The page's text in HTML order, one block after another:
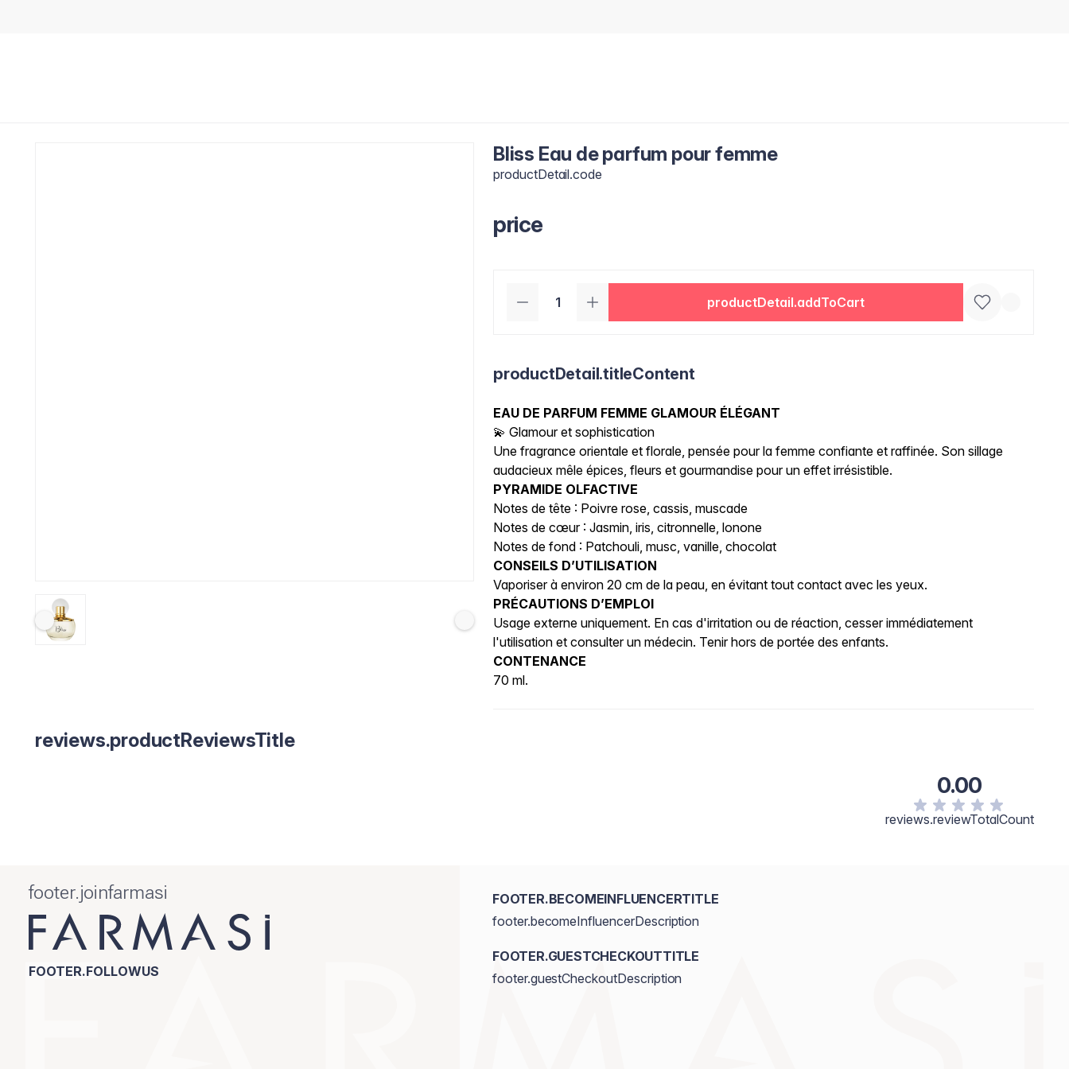
Bliss Eau de parfum pour femme
productDetail.code
price
productDetail.addToCart
productDetail.titleContent
EAU DE PARFUM FEMME GLAMOUR ÉLÉGANT
💫 Glamour et sophistication
Une fragrance orientale et florale, pensée pour la femme confiante et raffinée. Son sillage
audacieux mêle épices, fleurs et gourmandise pour un effet irrésistible.
PYRAMIDE OLFACTIVE
Notes de tête : Poivre rose, cassis, muscade
Notes de cœur : Jasmin, iris, citronnelle, lonone
Notes de fond : Patchouli, musc, vanille, chocolat
CONSEILS D’UTILISATION
Vaporiser à environ 20 cm de la peau, en évitant tout contact avec les yeux.
PRÉCAUTIONS D’EMPLOI
Usage externe uniquement. En cas d'irritation ou de réaction, cesser immédiatement
l'utilisation et consulter un médecin. Tenir hors de portée des enfants.
CONTENANCE
70 ml.
reviews.productReviewsTitle
0.00
reviews.reviewTotalCount
footer.joinfarmasi
FOOTER.FOLLOWUS
FOOTER.BECOMEINFLUENCERTITLE
footer.becomeInfluencerDescription
FOOTER.GUESTCHECKOUTTITLE
footer.guestCheckoutDescription